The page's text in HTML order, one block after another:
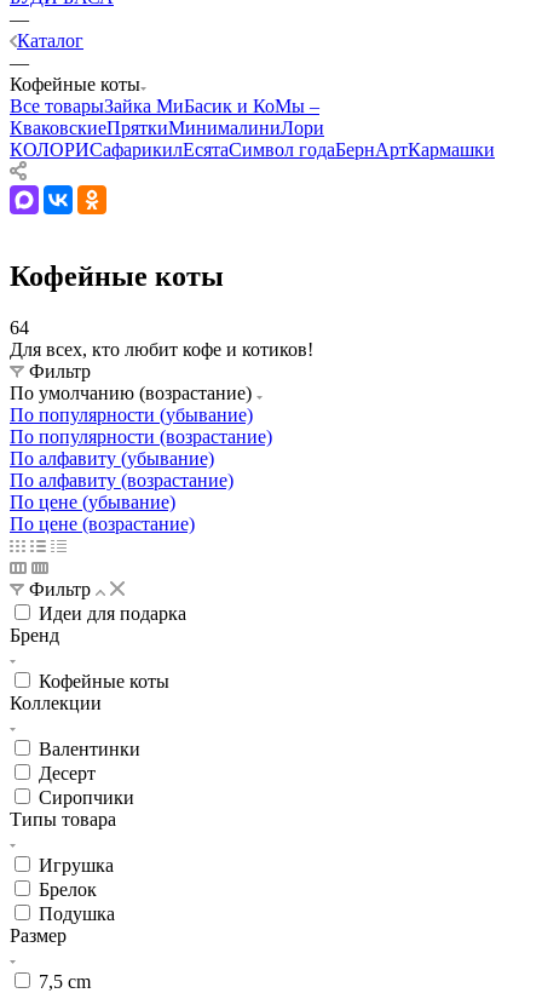
—
Каталог
—
Кофейные коты
Все товарыЗайка МиБасик и КоМы –
КваковскиеПряткиМинималиниЛори
КОЛОРИСафарикилЕсятаСимвол годаБернАртКармашки
Кофейные коты
64
Для всех, кто любит кофе и котиков!
Фильтр
По умолчанию (возрастание)
По популярности (убывание)
По популярности (возрастание)
По алфавиту (убывание)
По алфавиту (возрастание)
По цене (убывание)
По цене (возрастание)
Фильтр
Идеи для подарка
Бренд
Кофейные коты
Коллекции
Валентинки
Десерт
Сиропчики
Типы товара
Игрушка
Брелок
Подушка
Размер
7,5 cm